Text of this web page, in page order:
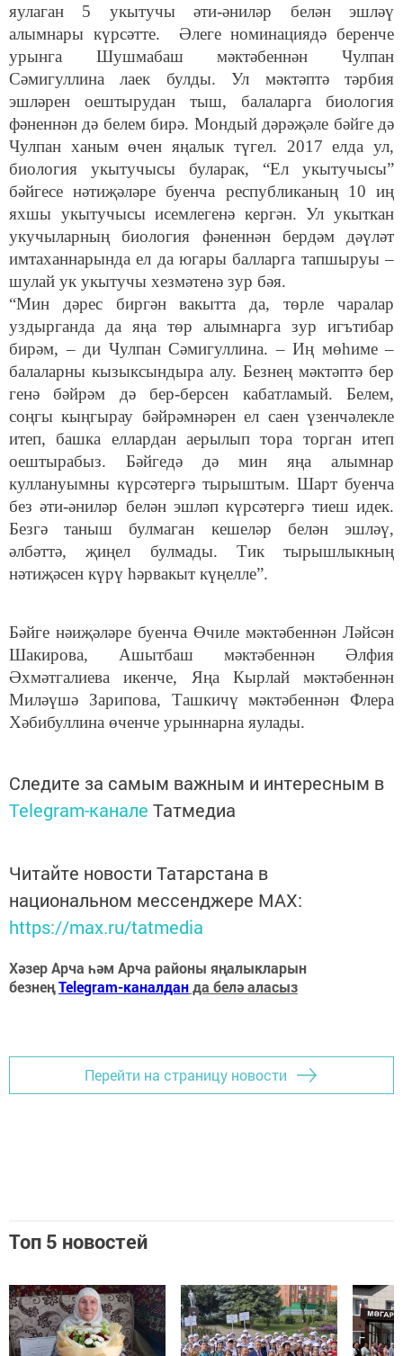
яулаган 5 укытучы әти-әниләр белән эшләү
алымнары күрсәтте. Әлеге номинациядә беренче
урынга Шушмабаш мәктәбеннән Чулпан
Сәмигуллина лаек булды. Ул мәктәптә тәрбия
эшләрен оештырудан тыш, балаларга биология
фәненнән дә белем бирә. Мондый дәрәҗәле бәйге дә
Чулпан ханым өчен яңалык түгел. 2017 елда ул,
биология укытучысы буларак, “Ел укытучысы”
бәйгесе нәтиҗәләре буенча республиканың 10 иң
яхшы укытучысы исемлегенә кергән. Ул укыткан
укучыларның биология фәненнән бердәм дәүләт
имтаханнарында ел да югары балларга тапшыруы –
шулай ук укытучы хезмәтенә зур бәя.
“Мин дәрес биргән вакытта да, төрле чаралар
уздырганда да яңа төр алымнарга зур игътибар
бирәм, – ди Чулпан Сәмигуллина. – Иң мөһиме –
балаларны кызыксындыра алу. Безнең мәктәптә бер
генә бәйрәм дә бер-берсен кабатламый. Белем,
соңгы кыңгырау бәйрәмнәрен ел саен үзенчәлекле
итеп, башка еллардан аерылып тора торган итеп
оештырабыз. Бәйгедә дә мин яңа алымнар
куллануымны күрсәтергә тырыштым. Шарт буенча
без әти-әниләр белән эшләп күрсәтергә тиеш идек.
Безгә таныш булмаган кешеләр белән эшләү,
әлбәттә, җиңел булмады. Тик тырышлыкның
нәтиҗәсен күрү һәрвакыт күңелле”.
Бәйге нәиҗәләре буенча Өчиле мәктәбеннән Ләйсән
Шакирова, Ашытбаш мәктәбеннән Әлфия
Әхмәтгалиева икенче, Яңа Кырлай мәктәбеннән
Миләүшә Зарипова, Ташкичү мәктәбеннән Флера
Хәбибуллина өченче урыннарна яулады.
Следите за самым важным и интересным в
Telegram-канале Татмедиа
Читайте новости Татарстана в
национальном мессенджере MАХ:
https://max.ru/tatmedia
Хәзер Арча һәм Арча районы яңалыкларын
безнеңTelegram-каналданда белә аласыз
Перейти на страницу новости
Топ 5 новостей